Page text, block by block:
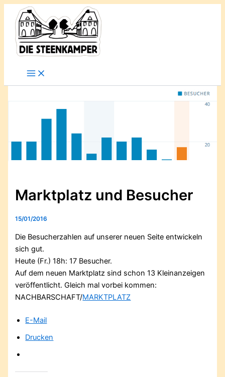
Zum
Inhalt
springen
Marktplatz und Besucher
15/01/2016
Die Besucherzahlen auf unserer neuen Seite entwickeln
sich gut.
Heute (Fr.) 18h: 17 Besucher.
Auf dem neuen Marktplatz sind schon 13 Kleinanzeigen
veröffentlicht. Gleich mal vorbei kommen:
NACHBARSCHAFT/MARKTPLATZ
E-Mail
Drucken
Gib
deine
Mail-
Adresse
ein ...